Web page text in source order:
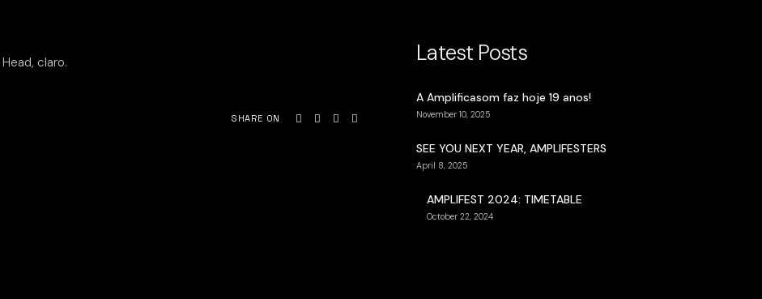
claro.
SHARE ON
Latest Posts
A Amplificasom faz hoje 19 anos!
November 10, 2025
SEE YOU NEXT YEAR, AMPLIFESTERS
April 8, 2025
AMPLIFEST 2024: TIMETABLE
October 22, 2024